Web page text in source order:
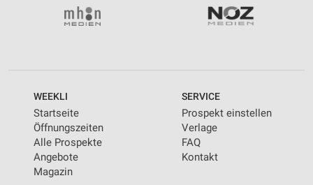
WEEKLI
Startseite
Öffnungszeiten
Alle Prospekte
Angebote
Magazin
SERVICE
Prospekt einstellen
Verlage
FAQ
Kontakt